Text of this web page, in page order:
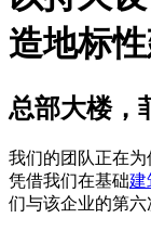
造地标
总部大楼，
我们的团队正在为
凭借我们在基础建
们与该企业的第六